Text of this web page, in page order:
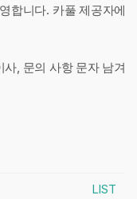
합니다. 카풀 제공자에
, 문의 사항 문자 남겨
LIST